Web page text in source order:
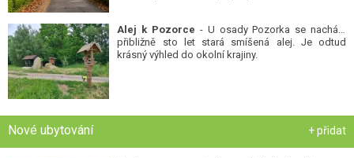
Alej k Pozorce - U osady Pozorka se nachází
přibližně sto let stará smíšená alej. Je odtud
krásný výhled do okolní krajiny.
Nové ubytování + přidat